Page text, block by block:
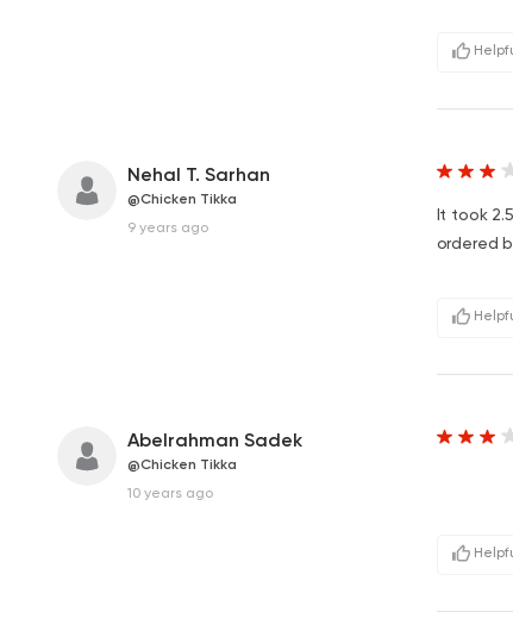
Nehal T. Sarhan
@Chicken Tikka
9 years ago
It took
ordered
Abelrahman Sadek
@Chicken Tikka
10 years ago